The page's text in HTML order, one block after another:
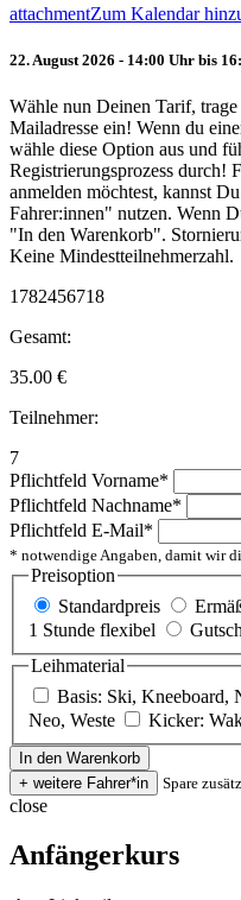
attachmentZum Kalendar
22. August 2026 - 14:00 Uhr bis
Wähle nun Deinen Tarif,
Mailadresse ein! Wenn du
wähle diese Option aus und
Registrierungsprozess durch!
anmelden möchtest, kannst
Fahrer:innen" nutzen. Wenn
"In den Warenkorb".
Keine Mindestteilnehmerzahl.
1782456718
Gesamt:
35.00 €
Teilnehmer:
7
Pflichtfeld Vorname*
Pflichtfeld Nachname*
Pflichtfeld E-Mail*
* notwendige Angaben, damit wir
Preisoption
Standardpreis
1 Stunde flexibel
Leihmaterial
Basis: Ski, Kneeboard,
Neo, Weste
Kicker:
Spare
close
Anfängerkurs